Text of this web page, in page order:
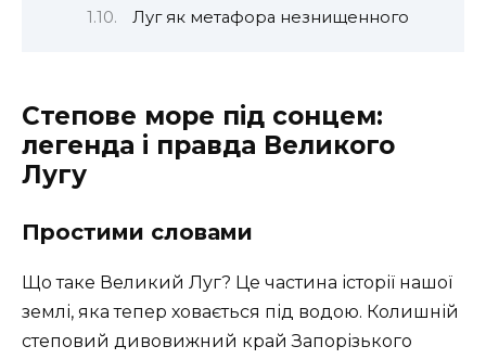
Луг як метафора незнищенного
Степове море під сонцем:
легенда і правда Великого
Лугу
Простими словами
Що таке Великий Луг? Це частина історії нашої
землі, яка тепер ховається під водою. Колишній
степовий дивовижний край Запорізького